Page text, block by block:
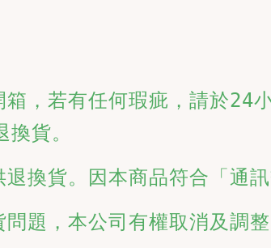
，若有任何瑕疵，請於24
貨。
換貨。因本商品符合「通
題，本公司有權取消及調整